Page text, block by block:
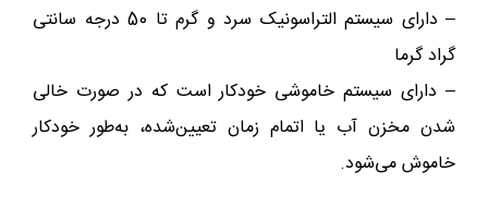
– دارای سیستم التراسونیک سرد و گرم تا 50 درجه سانتی
گراد گرما
– دارای سیستم خاموشی خودکار است که در صورت خالی
شدن مخزن آب یا اتمام زمان تعیین‌شده، به‌طور خودکار
خاموش می‌شود.